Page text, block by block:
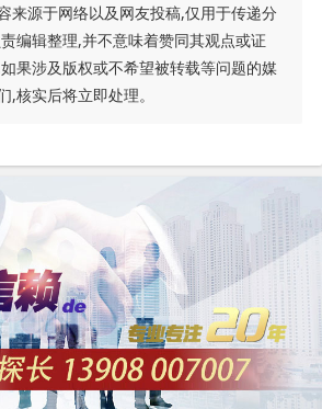
来源于网络以及网友投稿,仅用于传递分
编辑整理,并不意味着赞同其观点或证
果涉及版权或不希望被转载等问题的媒
,核实后将立即处理。